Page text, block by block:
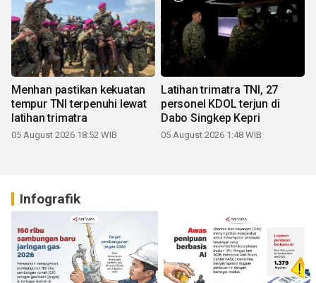
Menhan pastikan kekuatan
tempur TNI terpenuhi lewat
latihan trimatra
05 August 2026 18:52 WIB
Latihan trimatra TNI, 27
personel KDOL terjun di
Dabo Singkep Kepri
05 August 2026 1:48 WIB
Infografik